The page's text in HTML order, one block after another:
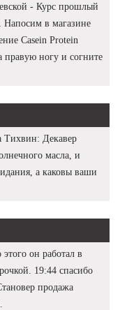
- Курс прошлый
Напосим в магазине
Casein Protein
правую ногу и согните
Тихвин: Декавер
масла, и
а каковы ваши
он работал в
19:44 спасибо
продажа